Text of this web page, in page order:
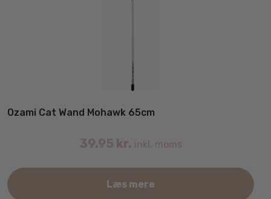
Ozami Cat Wand Mohawk 65cm
39.95 kr. inkl. moms
Læs mere